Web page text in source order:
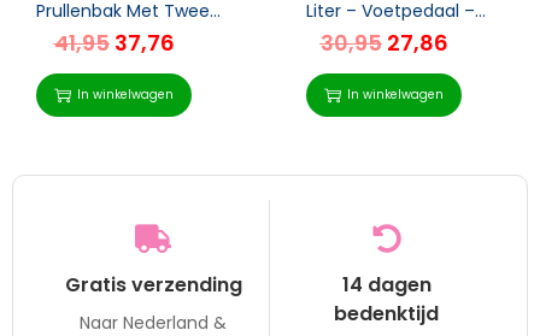
Prullenbak Met Twee
Openingsmodi, Voor
Kantoor, Keukens, 27,6
X 21,4 X 33,5 Cm, Grijs
41,95 37,76
In winkelwagen
Liter – Voetpedaal –
Binnenemmer – Grijs
30,95 27,86
In winkelwagen
Gratis verzending
Naar Nederland &
14 dagen
bedenktijd